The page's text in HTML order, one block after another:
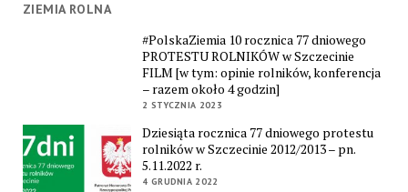
ZIEMIA ROLNA
#PolskaZiemia 10 rocznica 77 dniowego
PROTESTU ROLNIKÓW w Szczecinie
FILM [w tym: opinie rolników, konferencja
– razem około 4 godzin]
2 STYCZNIA 2023
Dziesiąta rocznica 77 dniowego protestu
rolników w Szczecinie 2012/2013 – pn.
5.11.2022 r.
4 GRUDNIA 2022